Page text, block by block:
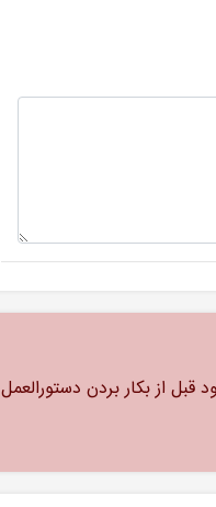
از بکار بردن دستورالعمل